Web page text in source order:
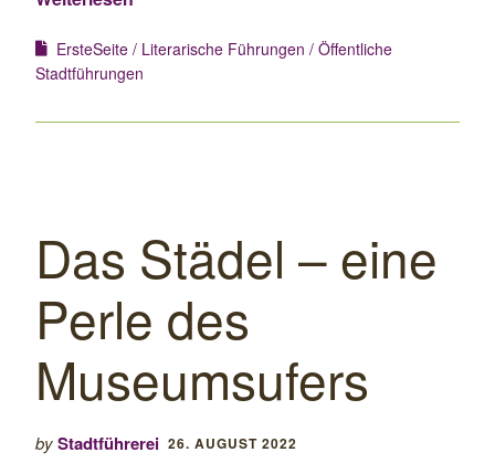
ErsteSeite Literarische Führungen
Öffentliche
Stadtführungen
Das Städel – eine
Perle des
Museumsufers
byStadtführerei 26. AUGUST 2022